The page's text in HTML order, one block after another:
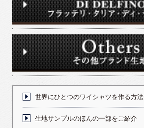
世界にひとつのワイシャツを作る方法
生地サンプルのほんの一部をご紹介